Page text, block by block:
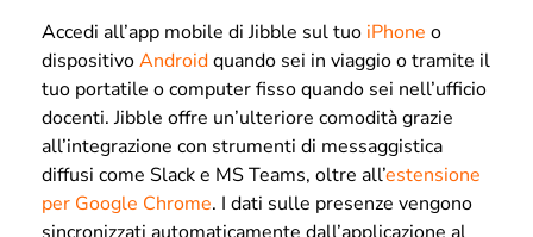
Accedi all’app mobile di Jibble sul tuo iPhone o
dispositivoAndroidquando sei in viaggio o tramite il
tuo portatile o computer fisso quando sei nell’ufficio
docenti. Jibble offre un’ulteriore comodità grazie
all’integrazione con strumenti di messaggistica
diffusi come Slack e MS Teams, oltre all’estensione
per Google Chrome. I dati sulle presenze vengono